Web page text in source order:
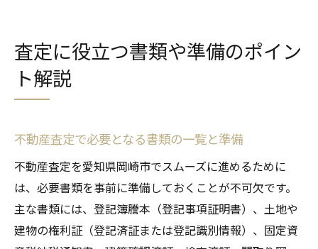
査定に役立つ書類や準備のポイン
ト解説
不動産査定で必要となる書類の一覧と準備
不動産査定を愛知県岡崎市でスムーズに進めるために
は、必要書類を事前に準備しておくことが不可欠です。
主な書類には、登記簿謄本（登記事項証明書）、土地や
建物の権利証（登記済証または登記識別情報）、固定資